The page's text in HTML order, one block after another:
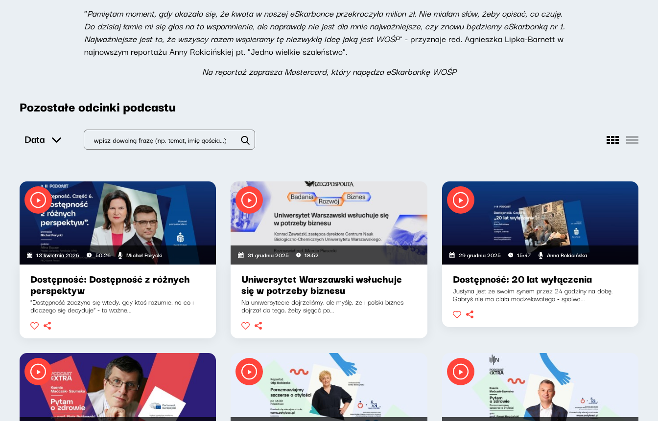
"Pamiętam moment, gdy okazało się, że kwota w naszej eSkarbonce przekroczyła milion zł. Nie miałam słów, żeby opisać, co czuję.
Do dzisiaj łamie mi się głos na to wspomnienie, ale naprawdę nie jest dla mnie najważniejsze, czy znowu będziemy eSkarbonką nr 1.
Najważniejsze jest to, że wszyscy razem wspieramy tę niezwykłą ideę jaką jest WOŚP" - przyznaje red. Agnieszka Lipka-Barnett w
najnowszym reportażu Anny Rokicińskiej pt. "Jedno wielkie szaleństwo".
Na reportaż zaprasza Mastercard, który napędza eSkarbonkę WOŚP
Pozostałe odcinki podcastu
Data
13 kwietnia 2026 50:26 Michał Porycki
Dostępność: Dostępność z różnych
perspektyw
"Dostępność zaczyna się wtedy, gdy ktoś rozumie, na co i
dlaczego się decyduje" - to ważne...
31 grudnia 2025 18:52
Uniwersytet Warszawski wsłuchuje
się w potrzeby biznesu
Na uniwersytecie dojrzeliśmy, ale myślę, że i polski biznes
dojrzał do tego, żeby sięgać po...
29 grudnia 2025 15:47 Anna Rokicińska
Dostępność: 20 lat wyłączenia
Justyna jest ze swoim synem przez 24 godziny na dobę.
Gabryś nie ma ciała modzelowatego - spoiwa...